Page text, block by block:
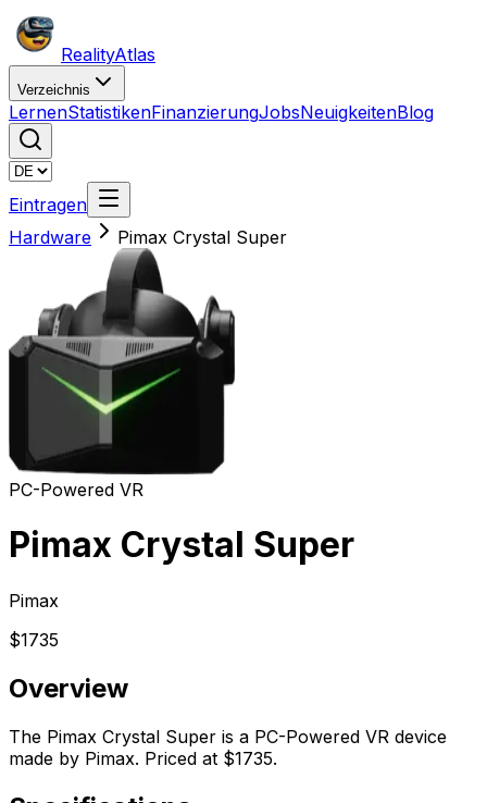
RealityAtlas
Verzeichnis
LernenStatistikenFinanzierungJobsNeuigkeitenBlog
Eintragen
Hardware
Pimax Crystal Super
PC-Powered VR
Pimax Crystal Super
Pimax
$1735
Overview
The Pimax Crystal Super is a PC-Powered VR device
made by Pimax. Priced at $1735.